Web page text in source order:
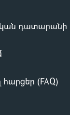
դատարանի
(FAQ)